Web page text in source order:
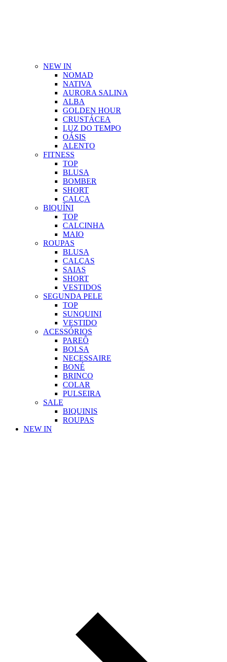
NEW IN
NOMAD
NATIVA
AURORA SALINA
ALBA
GOLDEN HOUR
CRUSTÁCEA
LUZ DO TEMPO
OÁSIS
ALENTO
FITNESS
TOP
BLUSA
BOMBER
SHORT
CALÇA
BIQUÍNI
TOP
CALCINHA
MAIO
ROUPAS
BLUSA
CALÇAS
SAIAS
SHORT
VESTIDOS
SEGUNDA PELE
TOP
SUNQUINI
VESTIDO
ACESSÓRIOS
PAREÔ
BOLSA
NECESSAIRE
BONÉ
BRINCO
COLAR
PULSEIRA
SALE
BIQUINIS
ROUPAS
NEW IN